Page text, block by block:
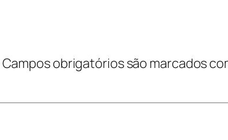
Campos obrigatórios são marcados